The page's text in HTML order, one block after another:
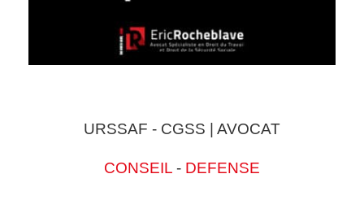
URSSAF - CGSS | AVOCAT
CONSEIL - DEFENSE